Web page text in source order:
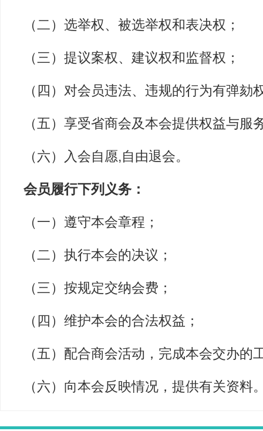
（二）选举权、被选举权和表决权；
（三）提议案权、建议权和监督权；
（四）对会员违法、违规的行为有弹劾
（五）享受省商会及本会提供权益与服
（六）入会自愿,自由退会。
会员履行下列义务：
（一）遵守本会章程；
（二）执行本会的决议；
（三）按规定交纳会费；
（四）维护本会的合法权益；
（五）配合商会活动，完成本会交办的
（六）向本会反映情况，提供有关资料